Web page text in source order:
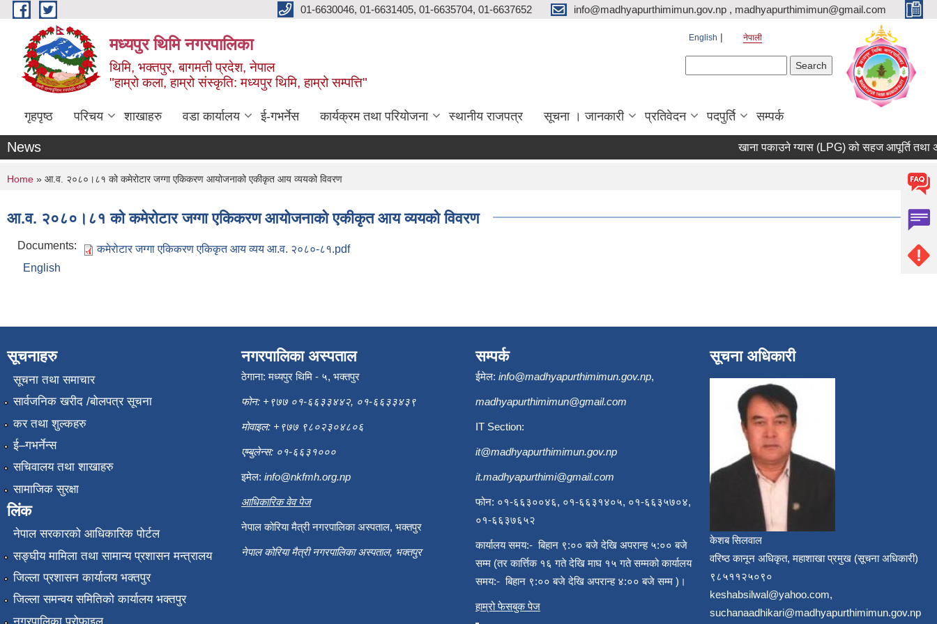
Skip to main content 01-6630046, 01-6631405, 01-6635704, 01-6637652 info@madhyapurthimimun.gov.np , madhyapurthimimun@gmail.com
मध्यपुर थिमि नगरपालिका
थिमि, भक्तपुर, बागमती प्रदेश, नेपाल
"हाम्रो कला, हाम्रो संस्कृति: मध्यपुर थिमि, हाम्रो सम्पत्ति"
English नेपाली
गृहपृष्ठ परिचय शाखाहरु वडा कार्यालय ई-गभर्नेस कार्यक्रम तथा परियोजना स्थानीय राजपत्र सूचना । जानकारी प्रतिवेदन पदपुर्ति सम्पर्क
News खाना पकाउने ग्यास (LPG) को सहज आपूर्ति तथा
You are here
Home » आ.व. २०८०।८१ को कमेरोटार जग्गा एकिकरण आयोजनाको एकीकृत आय व्ययको विवरण
आ.व. २०८०।८१ को कमेरोटार जग्गा एकिकरण आयोजनाको एकीकृत आय व्ययको विवरण
Documents:
कमेरोटार जग्गा एकिकरण एकिकृत आय व्यय आ.व. २०८०-८१.pdf
English
सूचनाहरु
सूचना तथा समाचार
सार्वजनिक खरीद /बोलपत्र सूचना
कर तथा शुल्कहरु
ई–गभर्नेन्स
सचिवालय तथा शाखाहरु
सामाजिक सुरक्षा
लिंक
नेपाल सरकारको आधिकारिक पोर्टल
सङ्‍घीय मामिला तथा सामान्य प्रशासन मन्त्रालय
जिल्ला प्रशासन कार्यालय भक्तपुर
जिल्ला समन्वय समितिको कार्यालय भक्तपुर
नगरपालिका अस्पताल
ठेगाना: मध्यपुर थिमि - ५, भक्तपुर
फोन: +९७७ ०१-६६३३४४२, ०१-६६३३४३९
मोवाइल: +९७७ ९८०२३०४८०६
एम्बुलेन्स: ०१-६६३१०००
इमेल: info@nkfmh.org.np
आधिकारिक वेव पेज
नेपाल कोरिया मैत्री नगरपालिका अस्पताल, भक्तपुर
नेपाल कोरिया मैत्री नगरपालिका अस्पताल, भक्तपुर
सम्पर्क
ईमेल: info@madhyapurthimimun.gov.np,
madhyapurthimimun@gmail.com
IT Section:
it@madhyapurthimimun.gov.np
it.madhyapurthimi@gmail.com
फोन: ०१-६६३००४६, ०१-६६३१४०५, ०१-६६३५७०४,
०१-६६३७६५२
कार्यालय समय:- बिहान ९:०० बजे देखि अपरान्ह ५:०० बजे
सम्म (तर कार्त्तिक १६ गते देखि माघ १५ गते सम्मको कार्यालय
समय:- बिहान ९:०० बजे देखि अपरान्ह ४:०० बजे सम्म )।
हाम्रो फेसबुक पेज
सूचना अधिकारी
केशब सिलवाल
वरिष्ठ कानून अधिकृत, महाशाखा प्रमुख (सूचना अधिकारी)
९८५११२५०९०
keshabsilwal@yahoo.com,
suchanaadhikari@madhyapurthimimun.gov.np